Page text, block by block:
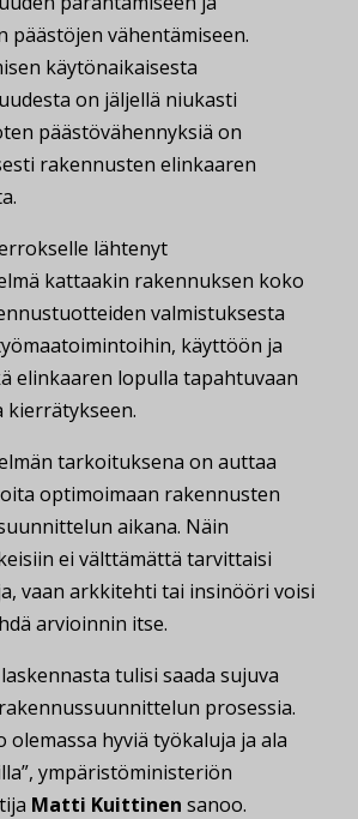
päästöjen vähentämiseen.
käytönaikaisesta
on jäljellä niukasti
päästövähennyksiä on
rakennusten elinkaaren
lähtenyt
kattaakin rakennuksen koko
valmistuksesta
käyttöön ja
elinkaaren lopulla tapahtuvaan
kierrätykseen.
tarkoituksena on auttaa
optimoimaan rakennusten
aikana. Näin
ei välttämättä tarvittaisi
vaan arkkitehti tai insinööri voisi
arvioinnin itse.
tulisi saada sujuva
prosessia.
hyviä työkaluja ja ala
ympäristöministeriön
Matti Kuittinen sanoo.